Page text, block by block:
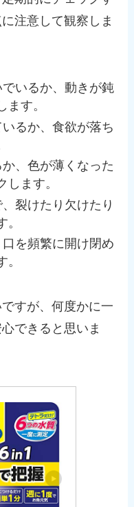
注意して観察しま
いるか、動きが鈍
ます。
るか、食欲が落ち
、色が薄くなった
します。
裂けたり欠けたり
を頻繁に開け閉め
すが、何度かに一
できると思いま